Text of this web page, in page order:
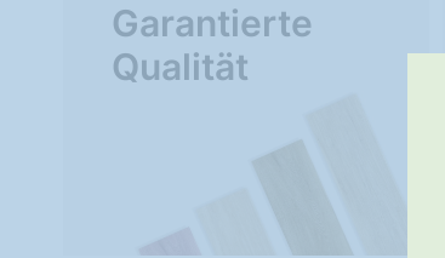
Garantierte
Qualität